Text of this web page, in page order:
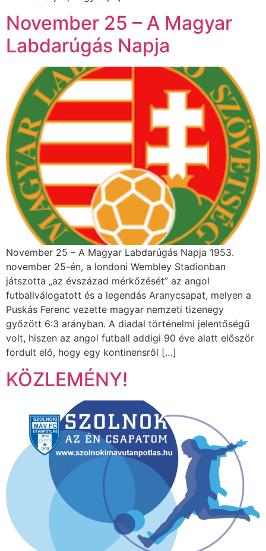
November 25 – A Magyar
Labdarúgás Napja
November 25 – A Magyar Labdarúgás Napja 1953.
november 25-én, a londoni Wembley Stadionban
játszotta „az évszázad mérkőzését” az angol
futballválogatott és a legendás Aranycsapat, melyen a
Puskás Ferenc vezette magyar nemzeti tizenegy
győzött 6:3 arányban. A diadal történelmi jelentőségű
volt, hiszen az angol futball addigi 90 éve alatt először
fordult elő, hogy egy kontinensről […]
KÖZLEMÉNY!